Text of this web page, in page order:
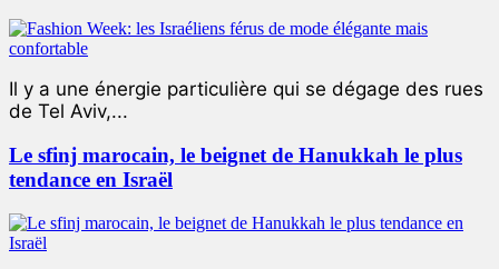
Il y a une énergie particulière qui se dégage des rues
de Tel Aviv,...
Le sfinj marocain, le beignet de Hanukkah le plus
tendance en Israël